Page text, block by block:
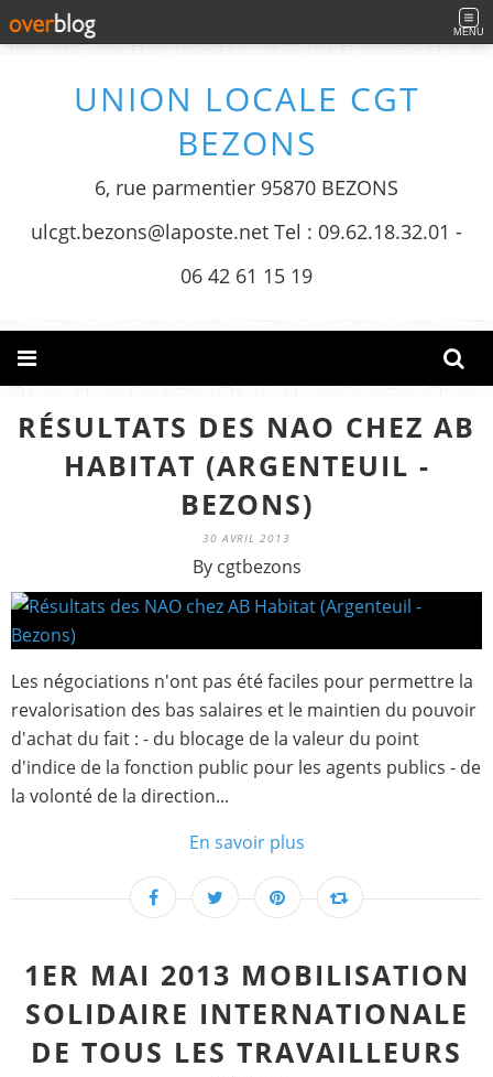
MENU
UNION LOCALE CGT
BEZONS
6, rue parmentier 95870 BEZONS
ulcgt.bezons@laposte.net Tel : 09.62.18.32.01 -
06 42 61 15 19
RÉSULTATS DES NAO CHEZ AB
HABITAT (ARGENTEUIL -
BEZONS)
30 AVRIL 2013
By cgtbezons
Les négociations n'ont pas été faciles pour permettre la
revalorisation des bas salaires et le maintien du pouvoir
d'achat du fait : - du blocage de la valeur du point
d'indice de la fonction public pour les agents publics - de
la volonté de la direction...
En savoir plus
1ER MAI 2013 MOBILISATION
SOLIDAIRE INTERNATIONALE
DE TOUS LES TRAVAILLEURS